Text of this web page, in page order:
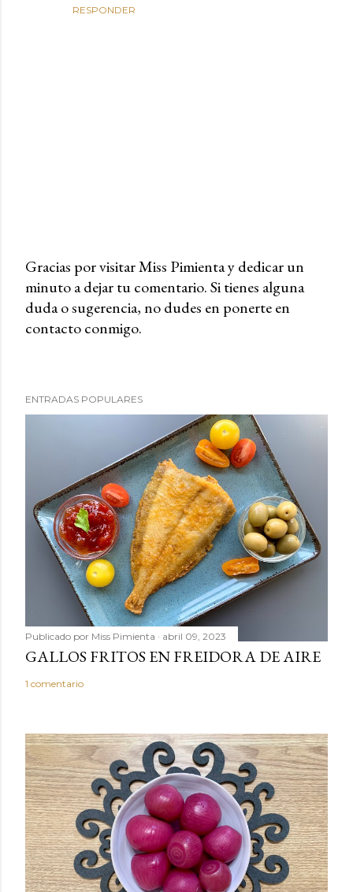
RESPONDER
P
u
b
a
r
i
o
Gracias por visitar Miss Pimienta y dedicar un
minuto a dejar tu comentario. Si tienes alguna
duda o sugerencia, no dudes en ponerte en
contacto conmigo.
ENTRADAS POPULARES
Publicado por Miss Pimienta abril 09, 2023
GALLOS FRITOS EN FREIDORA DE AIRE
1 comentario